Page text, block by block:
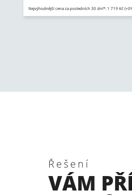
Nejvýhodnější cena za posledních 30 dní*: 1 719 Kč
Řešení
VÁM